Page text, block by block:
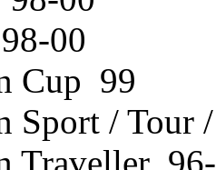
00
Cup 99
Sport / Tour